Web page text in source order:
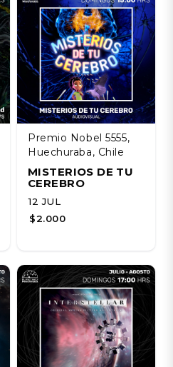
Premio Nobel 5555,
Huechuraba, Chile
MISTERIOS DE TU
CEREBRO
12 JUL
$2.000